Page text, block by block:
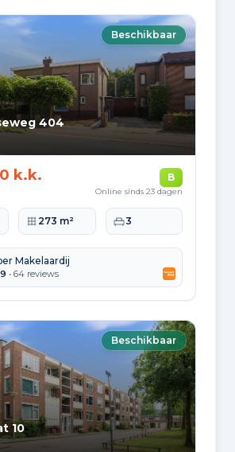
Beschikbaar
404
k.k. B
Online sinds 23 dagen
Perceeloppervlakte
273 m² Slaapkamers
3
Makelaardij
• 64 reviews
Beschikbaar
10